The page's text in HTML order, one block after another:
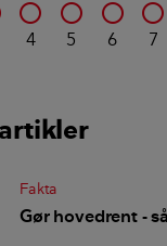
4 5 6 7
Fakta
Gør hovedrent -